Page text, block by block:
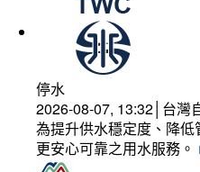
停水
2026-08-07, 13:32│台灣
為提升供水穩定度、降
更安心可靠之用水服務。